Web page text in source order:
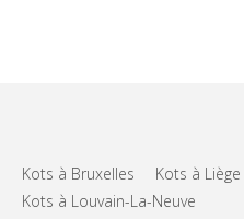
Kots à Bruxelles Kots à Liège
Kots à Louvain-La-Neuve